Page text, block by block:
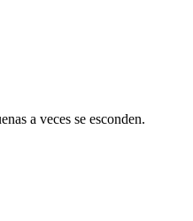
a veces se esconden.